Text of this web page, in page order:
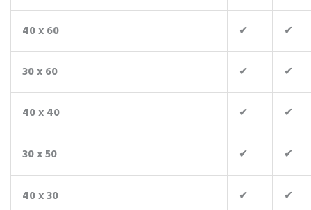
40 x 60 ✔ ✔
30 x 60 ✔ ✔
40 x 40 ✔ ✔
30 x 50 ✔ ✔
40 x 30 ✔ ✔